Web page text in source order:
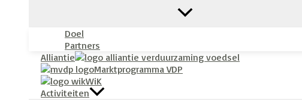
Doel
Partners
Alliantie
Marktprogramma VDP
WiK
Activiteiten